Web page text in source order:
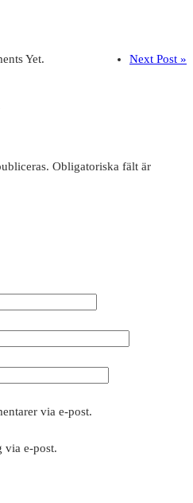
Next Post »
Yet.
Obligatoriska fält är
via e-post.
via e-post.